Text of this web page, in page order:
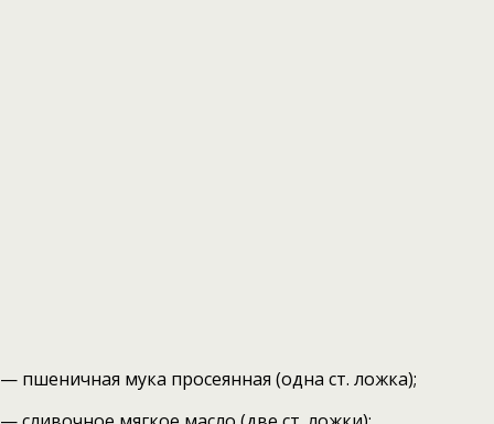
— пшеничная мука просеянная (одна ст. ложка);